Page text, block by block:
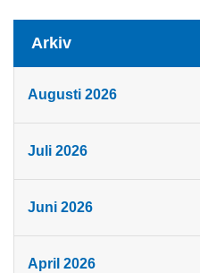
Arkiv
Augusti 2026
Juli 2026
Juni 2026
April 2026